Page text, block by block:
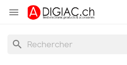

search